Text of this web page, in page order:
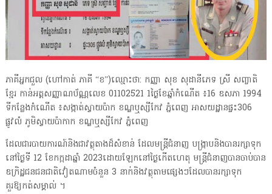
ភាគីអ្នកជួល (ហៅកាត់ ភាគី “ខ”)ឈ្មោះថា: កញ្ញា សុខ សុដានីភេទ ស្រី សញ្ចាតិ
ខ្មែរ កាន់អត្តសញ្ញាណប័ណ្ណលេខ 01102521 1ថ្ងៃខែឆ្នាំកំណើត ៖16 ឧសភា 1994
ទីកន្លែងកំណើត ៖សង្កាត់ស្វាយប៉ាក ខណ្ឌឬស្សីកែវ ភ្នំពេញ អាសយដ្ឋានផ្ទះ306
ផ្លូវលំ ភូមិស្វាយប៉ាកាក ខណ្ឌឬស្សីកែវ ភ្នំពេញ
ដែលជារបាយការណ៍និងជាវត្ថុតាងដ៏សំខាន់ ដែលមន្រ្តីជំនាញ បង្ក្រាបនិងបានរក្សាទុក
នៅថ្ងៃទី 12 ខែកក្កដាឆ្នាំ 2023ដោយឡែកនៅថ្ងៃកើតហេតុ មន្ត្រីជំនាញបានចាប់បាន
ឧក្រិដ្ឋជនជនជាតិវៀតណាមចំនួន 3 នាក់និងវត្ថុតាមផ្សេងៗដែលបានរក្សាទុក
គួរឱ្យកត់សម្គាល់ ។